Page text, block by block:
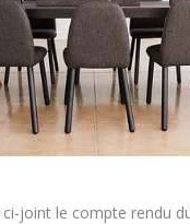
joint le compte rendu